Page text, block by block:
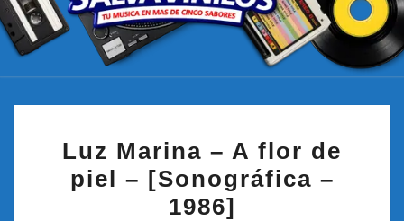
Tu
Música
En Más
Sabores
MARINA
–
A
Luz Marina – A flor de
piel – [Sonográfica –
1986]